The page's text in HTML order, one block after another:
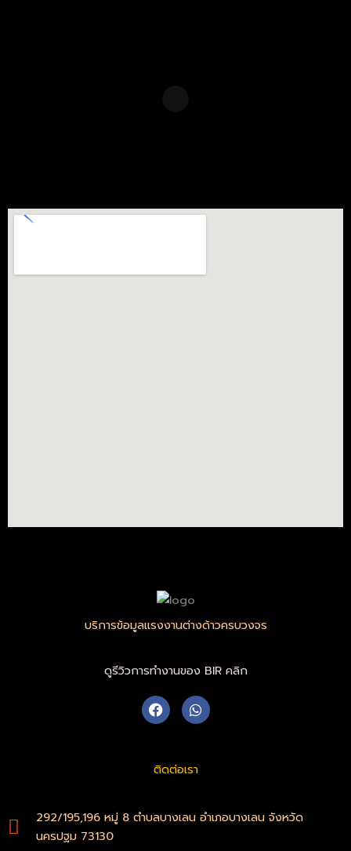
บริการข้อมูลแรงงานต่างด้าวครบวงจร
ดูรีวิวการทำงานของ BIR คลิก
F
a
c
o
-
W
h
a
a
ติดต่อเรา
292/195,196 หมู่ 8 ตำบลบางเลน อำเภอบางเลน จังหวัด
นครปฐม 73130